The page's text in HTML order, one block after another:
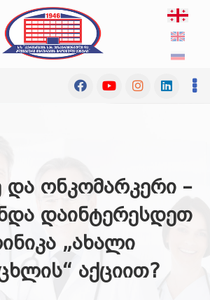
და ონკომარკერი –
დაინტერესდეთ
„ახალი
აქციით?